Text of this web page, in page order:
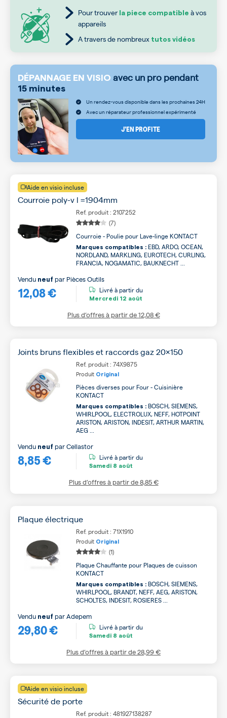
Pour trouver la piece compatible à vos
appareils
A travers de nombreux tutos vidéos
DÉPANNAGE EN VISIO avec un pro pendant
15 minutes
Un rendez-vous disponible dans les prochaines 24H
Avec un réparateur professionnel expérimenté
J’EN PROFITE
Aide en visio incluse
Courroie poly-v l =1904mm
Ref. produit : 2107252
(7)
Courroie - Poulie pour Lave-linge KONTACT
Marques compatibles : EBD, ARDO, OCEAN,
NORDLAND, MARKLING, EUROTECH, CURLING,
FRANCIA, NOGAMATIC, BAUKNECHT ...
12,08 €
Vendu neuf par Pièces Outils
Livré à partir du
Mercredi 12 août
Plus d’offres à partir de12,08 €
Joints bruns flexibles et raccords gaz 20x150
Ref. produit : 74X9875
Produit Original
Pièces diverses pour Four - Cuisinière
KONTACT
Marques compatibles : BOSCH, SIEMENS,
WHIRLPOOL, ELECTROLUX, NEFF, HOTPOINT
ARISTON, ARISTON, INDESIT, ARTHUR MARTIN,
AEG ...
8,85 €
Vendu neuf parCellastor
Livré à partir du
Samedi 8 août
Plus d’offres à partir de8,85 €
Plaque électrique
Ref. produit : 71X1910
Produit Original
(1)
Plaque Chauffante pour Plaques de cuisson
KONTACT
Marques compatibles : BOSCH, SIEMENS,
WHIRLPOOL, BRANDT, NEFF, AEG, ARISTON,
SCHOLTES, INDESIT, ROSIERES ...
29,80 €
Vendu neuf parAdepem
Livré à partir du
Samedi 8 août
Plus d’offres à partir de28,99 €
Aide en visio incluse
Sécurité de porte
Ref. produit : 481927138287